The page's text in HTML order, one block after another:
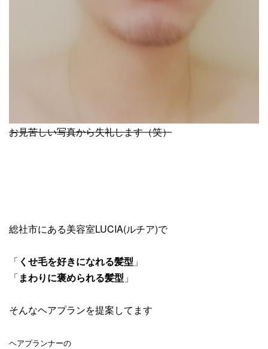
お見苦しい写真から失礼します（笑）
総社市にある美容室LUCIA(ルチア)で
「 くせ毛を好きになれる髪型 」
「まわりに褒められる髪型 」
そんなヘアプランを提案してます
ヘアプランナーの